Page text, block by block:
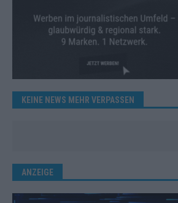
KEINE NEWS MEHR VERPASSEN
ANZEIGE